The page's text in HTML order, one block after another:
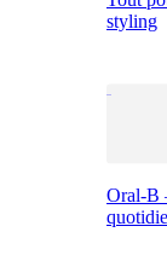
styling
Oral-B